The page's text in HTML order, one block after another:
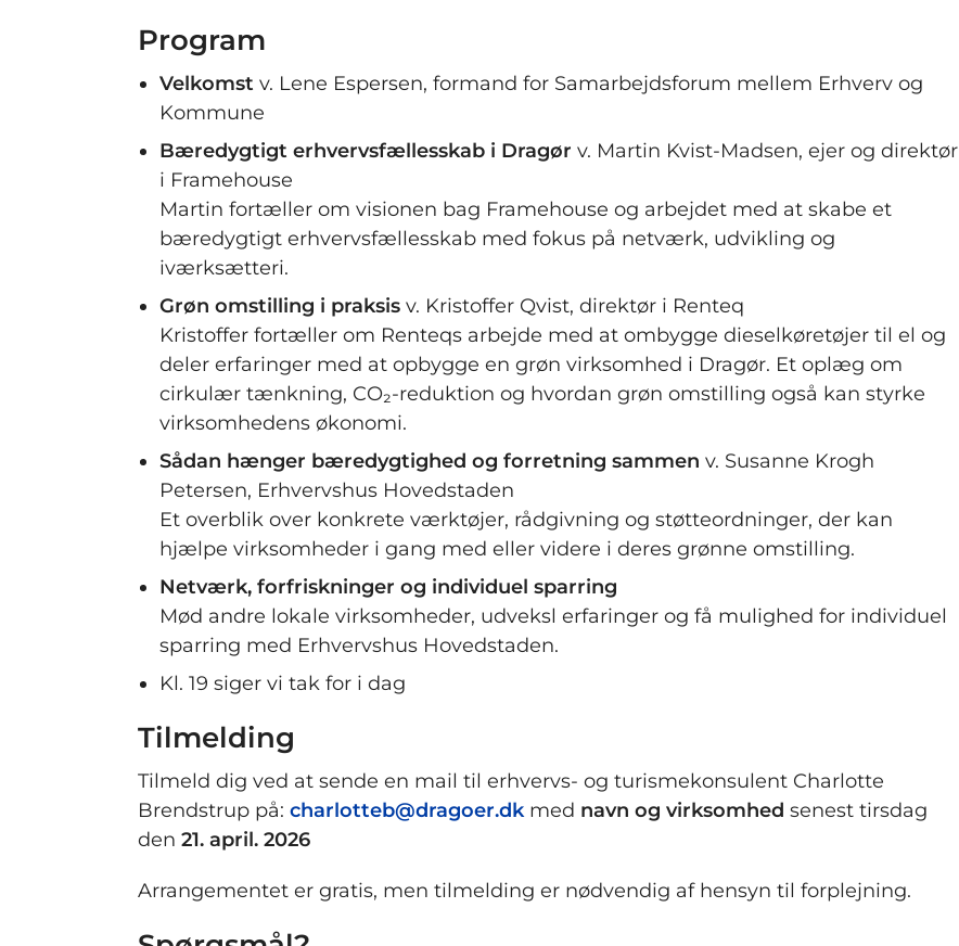
Program
Velkomst v. Lene Espersen, formand for Samarbejdsforum mellem Erhverv og
Kommune
Bæredygtigt erhvervsfællesskab i Dragør v. Martin Kvist-Madsen, ejer og direktør
i Framehouse
Martin fortæller om visionen bag Framehouse og arbejdet med at skabe et
bæredygtigt erhvervsfællesskab med fokus på netværk, udvikling og
iværksætteri.
Grøn omstilling i praksisv. Kristoffer Qvist, direktør i Renteq
Kristoffer fortæller om Renteqs arbejde med at ombygge dieselkøretøjer til el og
deler erfaringer med at opbygge en grøn virksomhed i Dragør. Et oplæg om
cirkulær tænkning, CO₂-reduktion og hvordan grøn omstilling også kan styrke
virksomhedens økonomi.
Sådan hænger bæredygtighed og forretning sammen v. Susanne Krogh
Petersen, Erhvervshus Hovedstaden
Et overblik over konkrete værktøjer, rådgivning og støtteordninger, der kan
hjælpe virksomheder i gang med eller videre i deres grønne omstilling.
Netværk, forfriskninger og individuel sparring
Mød andre lokale virksomheder, udveksl erfaringer og få mulighed for individuel
sparring med Erhvervshus Hovedstaden.
Kl. 19 siger vi tak for i dag
Tilmelding
Tilmeld dig ved at sende en mail til erhvervs- og turismekonsulent Charlotte
Brendstrup på: charlotteb@dragoer.dkmed navn og virksomhed senest tirsdag
den 21. april. 2026
Arrangementet er gratis, men tilmelding er nødvendig af hensyn til forplejning.